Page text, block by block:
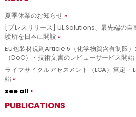
夏季休業のお知らせ
[プレスリリース] UL Solutions、最先端の自
験所を日本に開設
EU包装材規則Article 5（化学物質含有制限
（DoC）・技術文書のレビューサービス開始
ライフサイクルアセスメント（LCA）算定・
始
see all
PUBLICATIONS